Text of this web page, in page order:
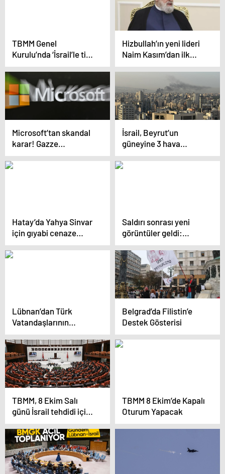
TBMM Genel
Kurulu’nda ‘İsrail’le ticaret’
tartışması
Hizbullah’ın yeni lideri
Naim Kasım’dan ilk
açıklama! İsrail’e
meydan okudu
Microsoft’tan skandal
karar! Gazze
soykırımını eleştirene
‘yasak’ geldi
İsrail, Beyrut’un
güneyine 3 hava
saldırısı düzenledi
Hatay’da Yahya Sinvar
için gıyabi cenaze
namazı kılındı
Saldırı sonrası yeni
görüntüler geldi:
Netanyahu’nun yatak
odası hedef alınmış
Lübnan’dan Türk
Vatandaşlarının
Tahliyesi Başladı
Belgrad’da Filistin’e
Destek Gösterisi
TBMM, 8 Ekim Salı
günü İsrail tehdidi için
toplanacak
TBMM 8 Ekim’de Kapalı
Oturum Yapacak